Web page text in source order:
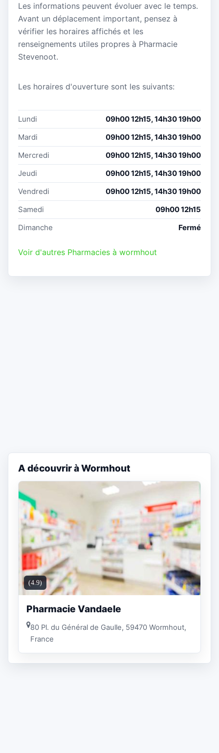
Les informations peuvent évoluer avec le temps.
Avant un déplacement important, pensez à
vérifier les horaires affichés et les
renseignements utiles propres à Pharmacie
Stevenoot.
Les horaires d'ouverture sont les suivants:
Lundi
09h00 12h15, 14h30 19h00
Mardi
09h00 12h15, 14h30 19h00
Mercredi
09h00 12h15, 14h30 19h00
Jeudi
09h00 12h15, 14h30 19h00
Vendredi
09h00 12h15, 14h30 19h00
Samedi
09h00 12h15
Dimanche
Fermé
Voir d'autres Pharmacies à wormhout
A découvrir à Wormhout
(4.9)
Pharmacie Vandaele
80 Pl. du Général​ de Gaulle, 59470 Wormhout,
France